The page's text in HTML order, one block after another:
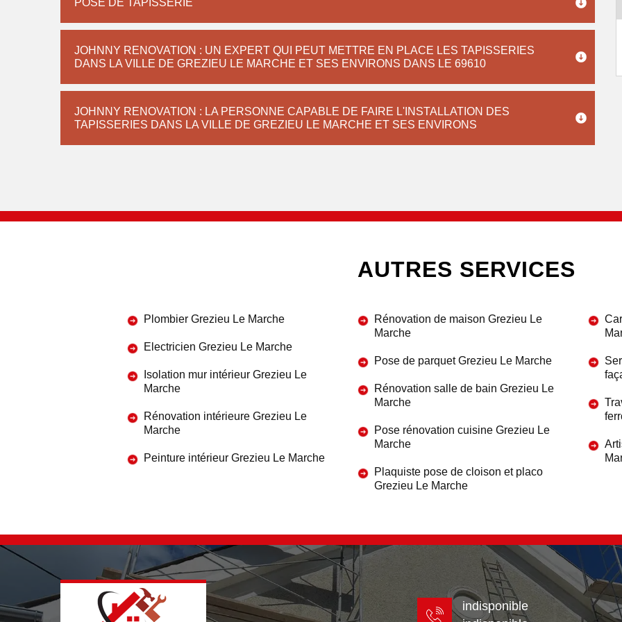
POSE DE TAPISSERIE
JOHNNY RENOVATION : UN EXPERT QUI PEUT METTRE EN PLACE LES TAPISSERIES
DANS LA VILLE DE GREZIEU LE MARCHE ET SES ENVIRONS DANS LE 69610
JOHNNY RENOVATION : LA PERSONNE CAPABLE DE FAIRE L'INSTALLATION DES
TAPISSERIES DANS LA VILLE DE GREZIEU LE MARCHE ET SES ENVIRONS
AUTRES SERVICES
Plombier Grezieu Le Marche
Electricien Grezieu Le Marche
Isolation mur intérieur Grezieu Le
Marche
Rénovation intérieure Grezieu Le
Marche
Peinture intérieur Grezieu Le Marche
Rénovation de maison Grezieu Le
Marche
Pose de parquet Grezieu Le Marche
Rénovation salle de bain Grezieu Le
Marche
Pose rénovation cuisine Grezieu Le
Marche
Plaquiste pose de cloison et placo
Grezieu Le Marche
indisponible